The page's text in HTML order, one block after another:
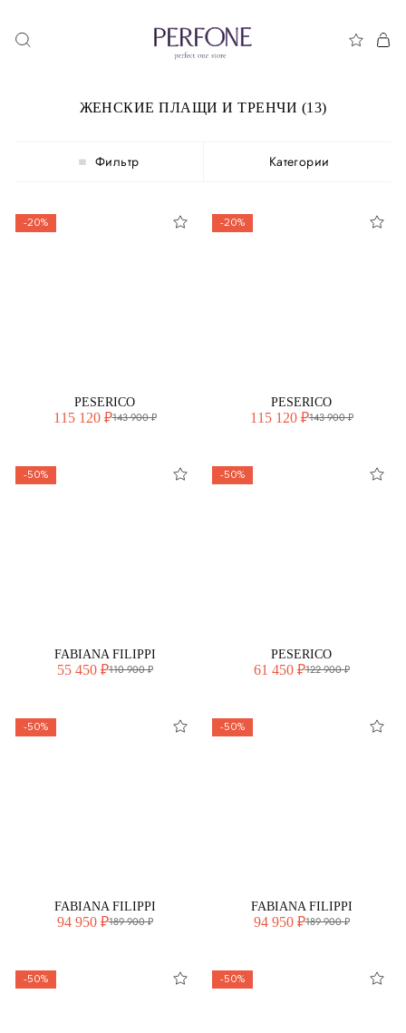
ЖЕНСКИЕ ПЛАЩИ И ТРЕНЧИ (13)
Фильтр Категории
-20%
PESERICO
115 120 ₽143 900 ₽
-20%
PESERICO
115 120 ₽143 900 ₽
-50%
FABIANA FILIPPI
55 450 ₽110 900 ₽
-50%
PESERICO
61 450 ₽122 900 ₽
-50%
FABIANA FILIPPI
94 950 ₽189 900 ₽
-50%
FABIANA FILIPPI
94 950 ₽189 900 ₽
-50% -50%